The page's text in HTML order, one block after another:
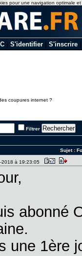
S'identifier S'inscrire
coupures internet ?
Filtrer
Sujet :
2018 à 19:23:05
abonné
une 1ère
pour une navigation optimale